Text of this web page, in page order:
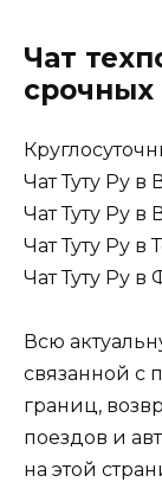
Чат
Чат Туту Ру в
Чат Туту Ру в
Чат Туту Ру в
Чат Туту Ру в
Всю
связанной с
границ,
поездов и
на этой